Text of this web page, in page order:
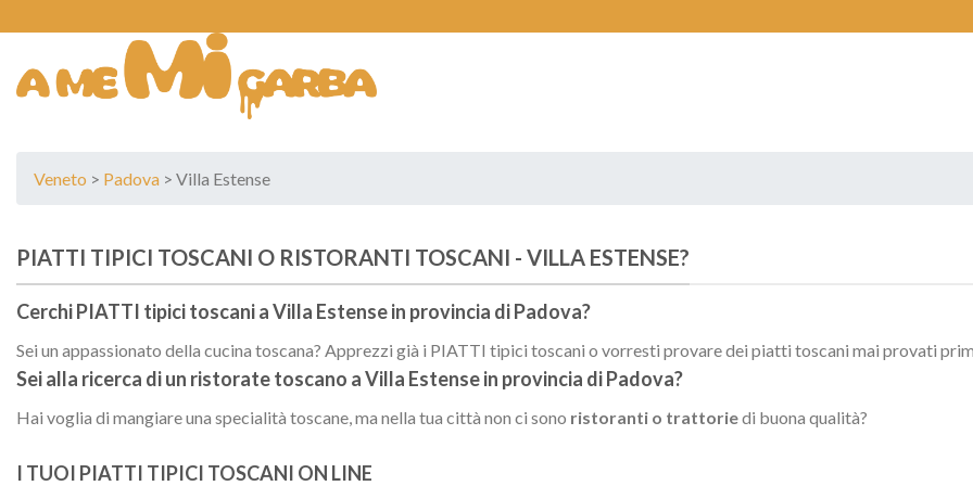
content
Veneto > Padova > Villa Estense
PIATTI TIPICI TOSCANI O RISTORANTI TOSCANI - VILLA ESTENSE?
Cerchi PIATTI tipici toscani aVilla Estensein provincia diPadova?
Sei un appassionato della cucina toscana? Apprezzi già i PIATTI tipici toscani o vorresti provare dei piatti toscani mai provati
Sei alla ricerca di un ristorate toscano aVilla Estensein provincia diPadova?
Hai voglia di mangiare una specialità toscane, ma nella tua città non ci sono ristoranti o trattoriedi buona qualità?
I TUOI PIATTI TIPICI TOSCANI ON LINE